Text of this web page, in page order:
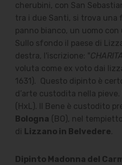
cherubini, con San
tra i due Santi, si trova una
panno bianco, un uomo
Sullo sfondo il paese di
destra, l'iscrizione: "
voluta come ex voto dai
1631). Questo dipinto è
d’arte custodita nella
(HxL). Il Bene è custodito
Bologna (BO), nel
di Lizzano in Belvedere.
Dipinto Madonna del